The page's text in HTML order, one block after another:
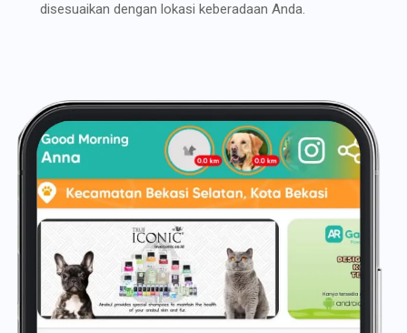
disesuaikan dengan lokasi keberadaan Anda.